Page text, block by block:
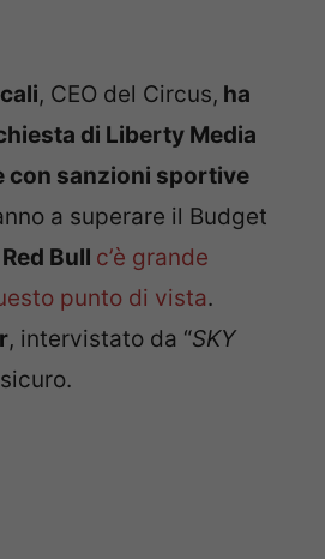
, CEO del Circus, ha
di Liberty Media
con sanzioni sportive
a superare il Budget
Red Bull c’è grande
punto di vista.
, intervistato da “SKY
sicuro.